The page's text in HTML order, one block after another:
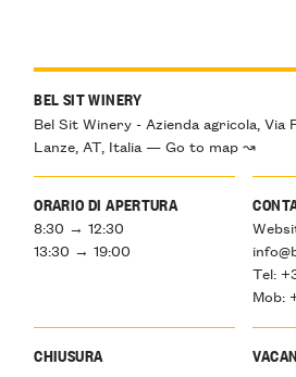
BEL SIT WINERY
Bel Sit Winery - Azienda agricola, Via
Lanze, AT, Italia — Go to map ↝
ORARIO DI APERTURA
8:30 → 12:30
13:30 → 19:00
Tel:
Mob:
CHIUSURA